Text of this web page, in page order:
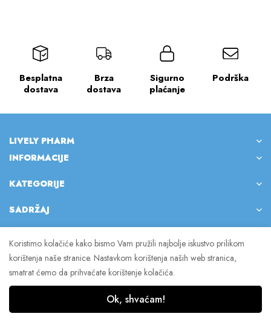
Besplatna
dostava
Brza
dostava
Sigurno
plaćanje
Podrška
LIVELY PHARM
INFORMACIJE
KATEGORIJE
SADRŽAJ
© 2023 Lively Pharm. Sva prava pridržana.
Koristimo kolačiće kako bismo Vam pružili najbolje iskustvo prilikom
korištenja naše stranice. Nastavkom korištenja naših web stranica,
smatrat ćemo da prihvaćate korištenje kolačića.
Ok, shvaćam!